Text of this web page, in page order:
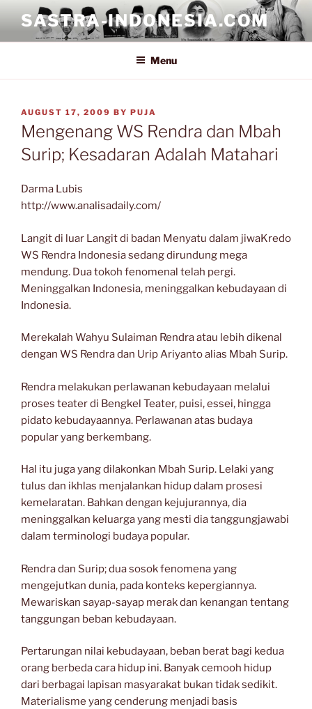
content
SASTRA-INDONESIA.COM
Menu
POSTED
ON
AUGUST 17, 2009 BY PUJA
Mengenang WS Rendra dan Mbah
Surip; Kesadaran Adalah Matahari
Darma Lubis
http://www.analisadaily.com/
Langit di luar Langit di badan Menyatu dalam jiwaKredo
WS Rendra Indonesia sedang dirundung mega
mendung. Dua tokoh fenomenal telah pergi.
Meninggalkan Indonesia, meninggalkan kebudayaan di
Indonesia.
Merekalah Wahyu Sulaiman Rendra atau lebih dikenal
dengan WS Rendra dan Urip Ariyanto alias Mbah Surip.
Rendra melakukan perlawanan kebudayaan melalui
proses teater di Bengkel Teater, puisi, essei, hingga
pidato kebudayaannya. Perlawanan atas budaya
popular yang berkembang.
Hal itu juga yang dilakonkan Mbah Surip. Lelaki yang
tulus dan ikhlas menjalankan hidup dalam prosesi
kemelaratan. Bahkan dengan kejujurannya, dia
meninggalkan keluarga yang mesti dia tanggungjawabi
dalam terminologi budaya popular.
Rendra dan Surip; dua sosok fenomena yang
mengejutkan dunia, pada konteks kepergiannya.
Mewariskan sayap-sayap merak dan kenangan tentang
tanggungan beban kebudayaan.
Pertarungan nilai kebudayaan, beban berat bagi kedua
orang berbeda cara hidup ini. Banyak cemooh hidup
dari berbagai lapisan masyarakat bukan tidak sedikit.
Materialisme yang cenderung menjadi basis